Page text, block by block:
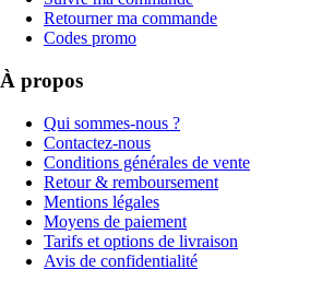
Retourner ma commande
Codes promo
À propos
Qui sommes-nous ?
Contactez-nous
Conditions générales de vente
Retour & remboursement
Mentions légales
Moyens de paiement
Tarifs et options de livraison
Avis de confidentialité